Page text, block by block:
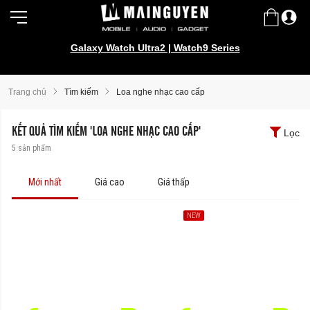
Galaxy Watch Ultra2 | Watch9 Series
Samsung Galaxy Z Fold8 | Z Flip8
Trang chủ Tìm kiếm Loa nghe nhạc cao cấp
KẾT QUẢ TÌM KIẾM 'LOA NGHE NHẠC CAO CẤP'
5 sản phẩm
Lọc
Mới nhất Giá cao Giá thấp
NEW